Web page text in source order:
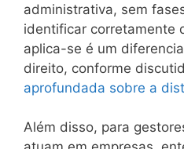
administrativa, sem
identificar corretamente
aplica-se é um
direito, conforme
aprofundada sobre a
Além disso, para